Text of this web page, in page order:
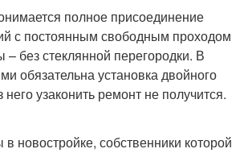
полное присоединение
с постоянным свободным проходом
– без стеклянной перегородки. В
обязательна установка двойного
него узаконить ремонт не получится.
новостройке, собственники которой